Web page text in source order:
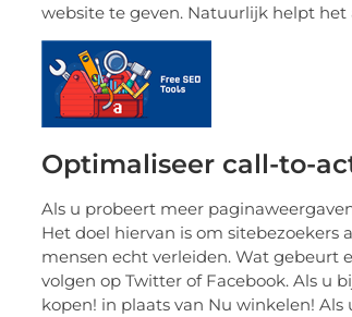
website te geven. Natuurlijk helpt
Optimaliseer call-to-
Als u probeert meer
Het doel hiervan is om sitebezoekers
mensen echt verleiden. Wat gebeurt
volgen op Twitter of Facebook. Als u
kopen! in plaats van Nu winkelen!